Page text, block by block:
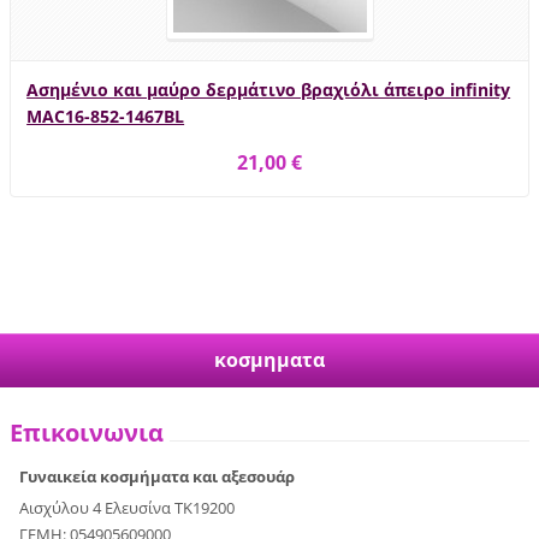
Ασημένιο και μαύρο δερμάτινο βραχιόλι άπειρο infinity
MAC16-852-1467BL
21,00 €
κοσμηματα
Επικοινωνια
Γυναικεία κοσμήματα και αξεσουάρ
Αισχύλου 4 Ελευσίνα ΤΚ19200
ΓΕΜΗ: 054905609000